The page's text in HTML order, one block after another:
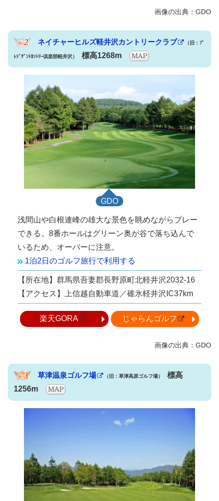
ネイチャーヒルズ軽井沢カントリークラブ （旧：ﾌﾟ
ﾚｼﾞﾃﾞﾝﾄｶﾝﾄﾘｰ倶楽部軽井沢） 標高1268m
GDO
浅間山や白根連峰の雄大な景色を眺めながらプレー
できる。8番ホールはグリーン奥が谷で落ち込んで
いるため、オーバーに注意。
1泊2日のゴルフ旅行で利用する
【所在地】群馬県吾妻郡長野原町北軽井沢2032-16
【アクセス】上信越自動車道／碓氷軽井沢IC37km
楽天GORA じゃらんゴルフ
草津温泉ゴルフ場 （旧：草津高原ゴルフ場）
標高
1256m